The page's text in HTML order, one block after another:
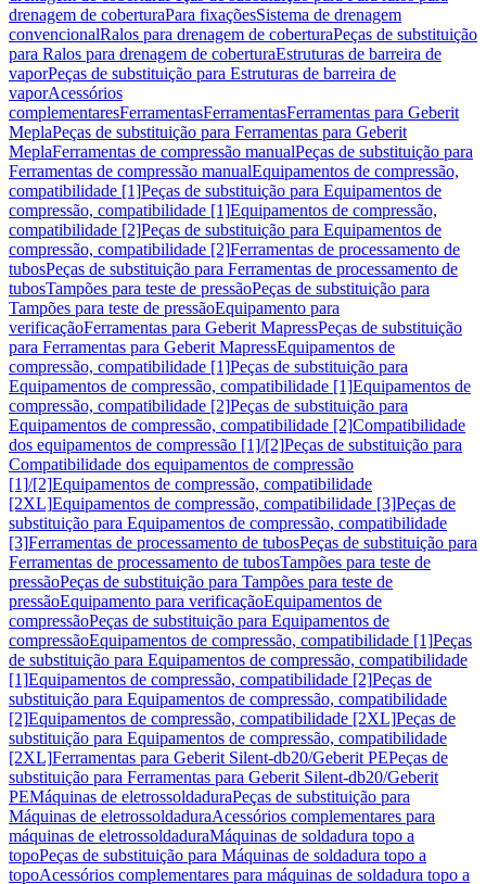
drenagem de coberturaPara fixaçõesSistema de drenagem
convencionalRalos para drenagem de coberturaPeças de substituição
para Ralos para drenagem de coberturaEstruturas de barreira de
vaporPeças de substituição para Estruturas de barreira de
vaporAcessórios
complementaresFerramentasFerramentasFerramentas para Geberit
MeplaPeças de substituição para Ferramentas para Geberit
MeplaFerramentas de compressão manualPeças de substituição para
Ferramentas de compressão manualEquipamentos de compressão,
compatibilidade [1]Peças de substituição para Equipamentos de
compressão, compatibilidade [1]Equipamentos de compressão,
compatibilidade [2]Peças de substituição para Equipamentos de
compressão, compatibilidade [2]Ferramentas de processamento de
tubosPeças de substituição para Ferramentas de processamento de
tubosTampões para teste de pressãoPeças de substituição para
Tampões para teste de pressãoEquipamento para
verificaçãoFerramentas para Geberit MapressPeças de substituição
para Ferramentas para Geberit MapressEquipamentos de
compressão, compatibilidade [1]Peças de substituição para
Equipamentos de compressão, compatibilidade [1]Equipamentos de
compressão, compatibilidade [2]Peças de substituição para
Equipamentos de compressão, compatibilidade [2]Compatibilidade
dos equipamentos de compressão [1]/[2]Peças de substituição para
Compatibilidade dos equipamentos de compressão
[1]/[2]Equipamentos de compressão, compatibilidade
[2XL]Equipamentos de compressão, compatibilidade [3]Peças de
substituição para Equipamentos de compressão, compatibilidade
[3]Ferramentas de processamento de tubosPeças de substituição para
Ferramentas de processamento de tubosTampões para teste de
pressãoPeças de substituição para Tampões para teste de
pressãoEquipamento para verificaçãoEquipamentos de
compressãoPeças de substituição para Equipamentos de
compressãoEquipamentos de compressão, compatibilidade [1]Peças
de substituição para Equipamentos de compressão, compatibilidade
[1]Equipamentos de compressão, compatibilidade [2]Peças de
substituição para Equipamentos de compressão, compatibilidade
[2]Equipamentos de compressão, compatibilidade [2XL]Peças de
substituição para Equipamentos de compressão, compatibilidade
[2XL]Ferramentas para Geberit Silent-db20/Geberit PEPeças de
substituição para Ferramentas para Geberit Silent-db20/Geberit
PEMáquinas de eletrossoldaduraPeças de substituição para
Máquinas de eletrossoldaduraAcessórios complementares para
máquinas de eletrossoldaduraMáquinas de soldadura topo a
topoPeças de substituição para Máquinas de soldadura topo a
topoAcessórios complementares para máquinas de soldadura topo a